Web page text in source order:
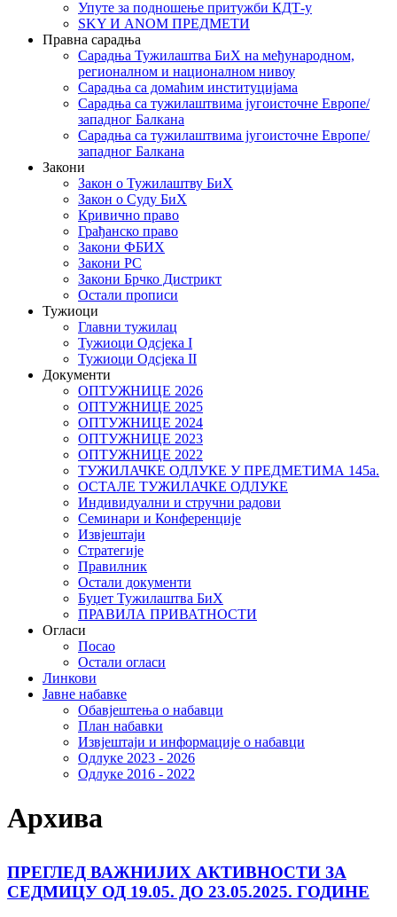
Упуте за подношење притужби КДТ-у
SKY И ANOM ПРЕДМЕТИ
Правна сарадња
Сарадња Тужилаштва БиХ на међународном,
регионалном и националном нивоу
Сарадња са домаћим институцијама
Сарадња са тужилаштвима југоисточне Европе/
западног Балкана
Сарадња са тужилаштвима југоисточне Европе/
западног Балкана
Закони
Закон о Тужилаштву БиХ
Закон о Суду БиХ
Кривично право
Грађанско право
Закони ФБИХ
Закони РС
Закони Брчко Дистрикт
Остали прописи
Тужиоци
Главни тужилац
Тужиоци Oдсјекa I
Тужиоци Oдсјекa II
Документи
ОПТУЖНИЦЕ 2026
ОПТУЖНИЦЕ 2025
ОПТУЖНИЦЕ 2024
ОПТУЖНИЦЕ 2023
ОПТУЖНИЦЕ 2022
ТУЖИЛАЧКЕ ОДЛУКЕ У ПРЕДМЕТИМА 145а.
ОСТАЛЕ ТУЖИЛАЧКЕ ОДЛУКЕ
Индивидуални и стручни радови
Семинари и Конференције
Извјештаји
Стратегије
Правилник
Остали документи
Буџет Тужилаштва БиХ
ПРАВИЛА ПРИВАТНОСТИ
Огласи
Посао
Остали огласи
Линкови
Јавне набавке
Обавјештења о набавци
План набавки
Извјештаји и информације о набавци
Одлуке 2023 - 2026
Одлуке 2016 - 2022
Архива
ПРЕГЛЕД ВАЖНИЈИХ АКТИВНОСТИ ЗА
СЕДМИЦУ ОД 19.05. ДО 23.05.2025. ГОДИНЕ